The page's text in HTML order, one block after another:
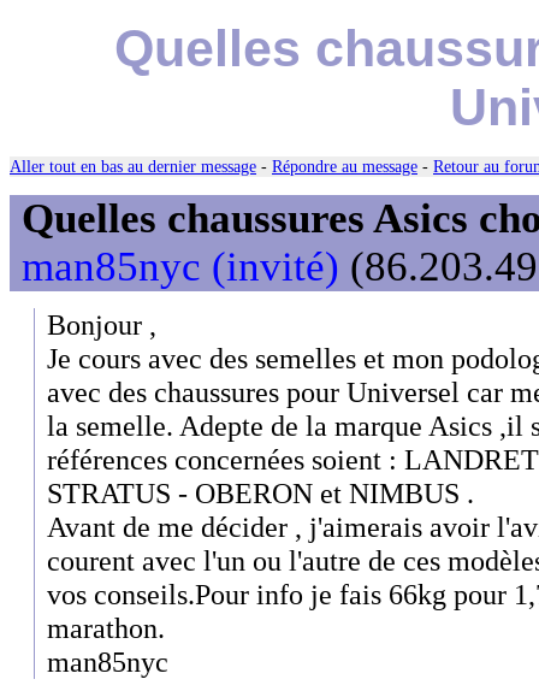
Quelles
Aller tout en bas au dernier message - Répondre au message - Retour au
Quelles chaussures Asics
man85nyc (invité)
Bonjour ,
Je cours avec des semelles et mon
avec des chaussures pour Universel car
la semelle. Adepte de la marque Asics ,il
références concernées soient :
STRATUS - OBERON et NIMBUS .
Avant de me décider , j'aimerais avoir
courent avec l'un ou l'autre de ces
vos conseils.Pour info je fais 66kg pour
marathon.
man85nyc